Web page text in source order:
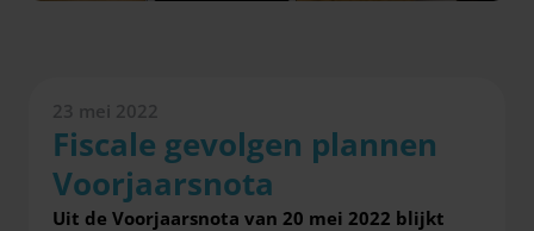
23 mei 2022
Fiscale gevolgen plannen
Voorjaarsnota
Uit de Voorjaarsnota van 20 mei 2022 blijkt